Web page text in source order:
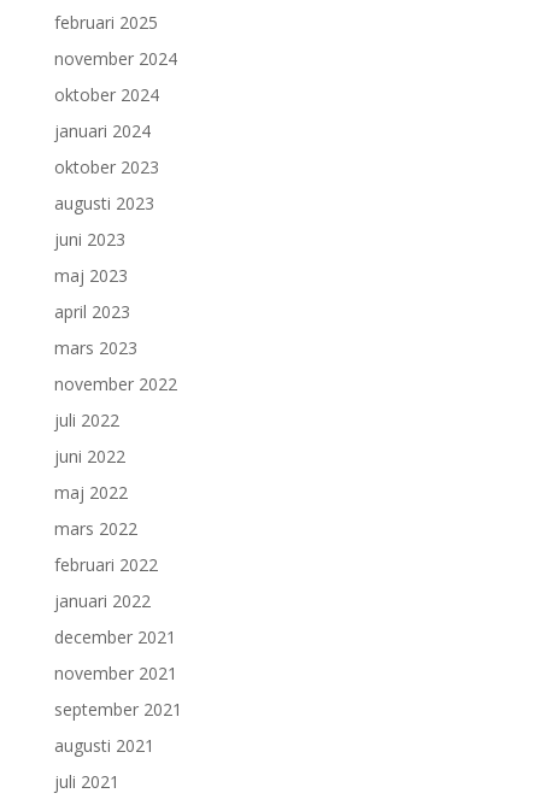
februari 2025
november 2024
oktober 2024
januari 2024
oktober 2023
augusti 2023
juni 2023
maj 2023
april 2023
mars 2023
november 2022
juli 2022
juni 2022
maj 2022
mars 2022
februari 2022
januari 2022
december 2021
november 2021
september 2021
augusti 2021
juli 2021